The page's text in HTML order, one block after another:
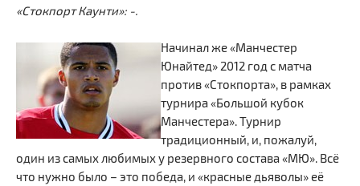
«Стокпорт Каунти»: -.
Начинал же «Манчестер
Юнайтед» 2012 год с матча
против «Стокпорта», в рамках
турнира «Большой кубок
Манчестера». Турнир
традиционный, и, пожалуй,
один из самых любимых у резервного состава «МЮ». Всё
что нужно было – это победа, и «красные дьяволы» её